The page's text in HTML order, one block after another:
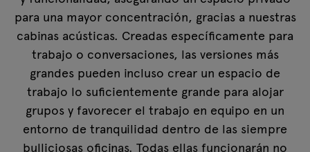
para una mayor concentración, gracias a nuestras
cabinas acústicas. Creadas específicamente para
trabajo o conversaciones, las versiones más
grandes pueden incluso crear un espacio de
trabajo lo suficientemente grande para alojar
grupos y favorecer el trabajo en equipo en un
entorno de tranquilidad dentro de las siempre
bulliciosas oficinas. Todas ellas funcionarán no